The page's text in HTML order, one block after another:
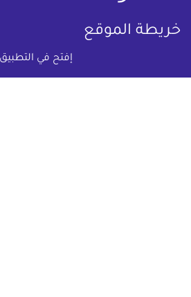
إفتح في التطبيق
خريطة الموقع